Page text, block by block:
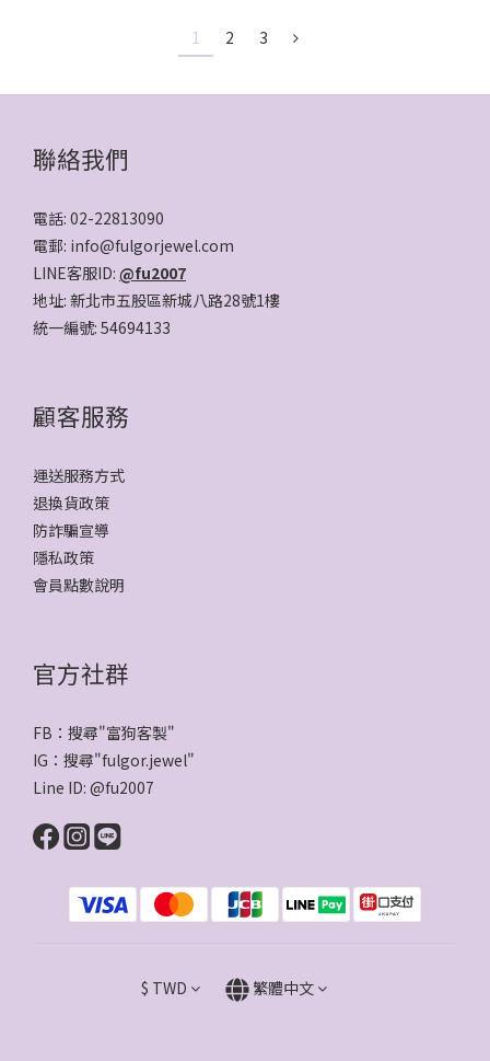
1 2 3
聯絡我們
電話: 02-22813090
電郵: info@fulgorjewel.com
LINE客服ID: @fu2007
地址: 新北市五股區新城八路28號1樓
統一編號: 54694133
顧客服務
運送服務方式
退換貨政策
防詐騙宣導
隱私政策
會員點數說明
官方社群
FB：搜尋"富狗客製"
IG：搜尋"fulgor.jewel"
Line ID: @fu2007
$ TWD 繁體中文